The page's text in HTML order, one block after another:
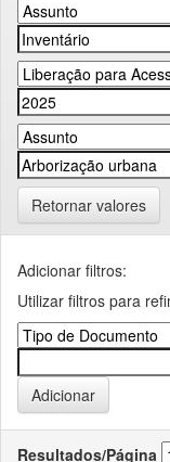
Retornar valores
Adicionar filtros:
Utilizar filtros para
Resultados/Página